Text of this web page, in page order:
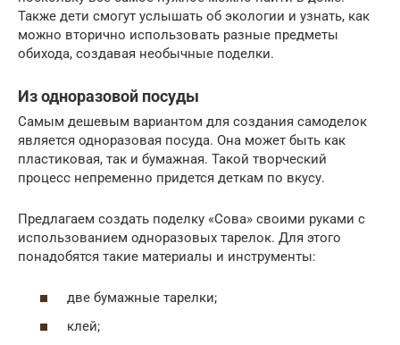
Также дети смогут услышать об экологии и узнать, как
можно вторично использовать разные предметы
обихода, создавая необычные поделки.
Из одноразовой посуды
Самым дешевым вариантом для создания самоделок
является одноразовая посуда. Она может быть как
пластиковая, так и бумажная. Такой творческий
процесс непременно придется деткам по вкусу.
Предлагаем создать поделку «Сова» своими руками с
использованием одноразовых тарелок. Для этого
понадобятся такие материалы и инструменты:
две бумажные тарелки;
клей;